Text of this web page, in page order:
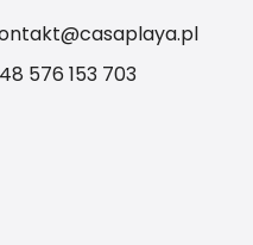
576 153 703